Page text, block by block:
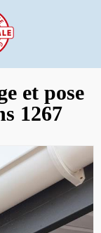
et pose
1267